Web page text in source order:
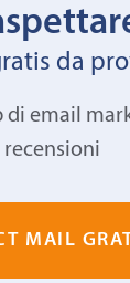
da
email
MAIL